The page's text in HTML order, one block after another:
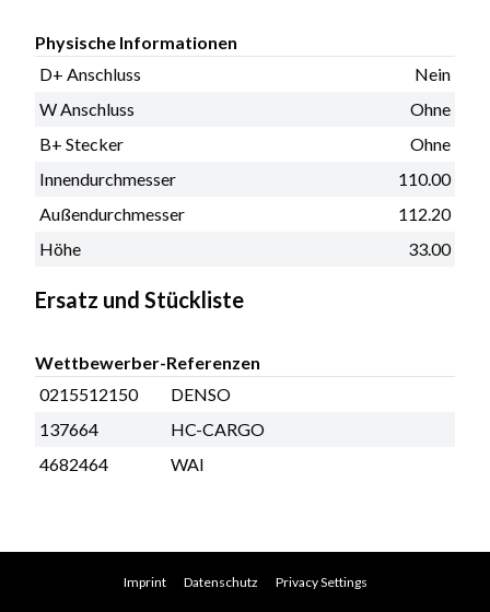
Physische Informationen
D+ Anschluss
Nein
W Anschluss
Ohne
B+ Stecker
Ohne
Innendurchmesser
110.00
Außendurchmesser
112.20
Höhe
33.00
Ersatz und Stückliste
Wettbewerber-Referenzen
0215512150
DENSO
137664
HC-CARGO
4682464
WAI
Imprint Datenschutz Privacy Settings